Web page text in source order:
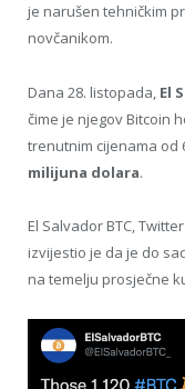
je narušen tehničkim
novčanikom.
Dana 28. listopada, El
čime je njegov Bitcoin
trenutnim cijenama od
milijuna dolara.
El Salvador BTC,
izvijestio je da je do
na temelju prosječne